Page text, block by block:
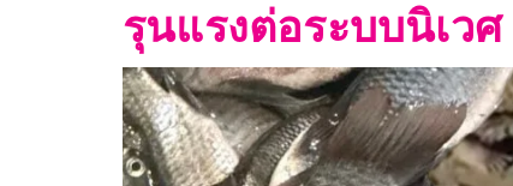
รุนแรงต่อระบบนิเวศ